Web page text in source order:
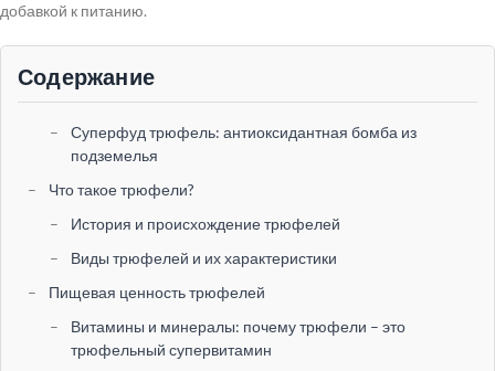
добавкой к питанию.
Содержание
Суперфуд трюфель: антиоксидантная бомба из
подземелья
Что такое трюфели?
История и происхождение трюфелей
Виды трюфелей и их характеристики
Пищевая ценность трюфелей
Витамины и минералы: почему трюфели – это
трюфельный супервитамин